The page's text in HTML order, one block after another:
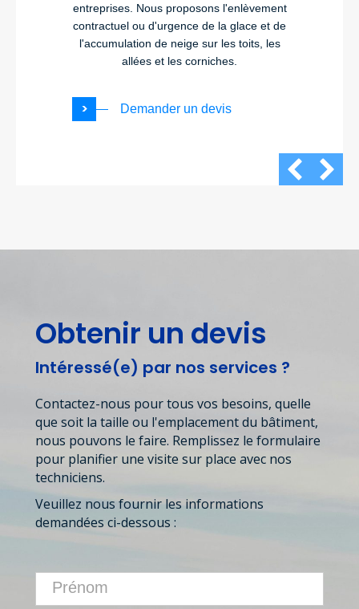
entreprises. Nous proposons l'enlèvement
contractuel ou d'urgence de la glace et de
l'accumulation de neige sur les toits, les
allées et les corniches.
Demander un devis
Obtenir un devis
Intéressé(e) par nos services ?
Contactez-nous pour tous vos besoins, quelle
que soit la taille ou l'emplacement du bâtiment,
nous pouvons le faire. Remplissez le formulaire
pour planifier une visite sur place avec nos
techniciens.
Veuillez nous fournir les informations
demandées ci-dessous :
Contact
vous